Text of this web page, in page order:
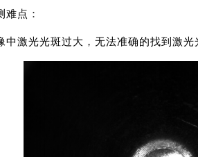
点：
激光光斑过大，无法准确的找到激光